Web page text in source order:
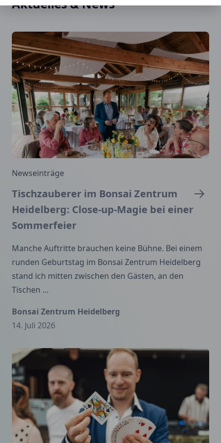
Aktuelles & News
Newseinträge
Tischzauberer im Bonsai Zentrum
Heidelberg: Close-up-Magie bei einer
Sommerfeier
Manche Auftritte brauchen keine Bühne. Bei einem
runden Geburtstag im Bonsai Zentrum Heidelberg
stand ich mitten zwischen den Gästen, an den
Tischen …
Bonsai Zentrum Heidelberg
14. Juli 2026